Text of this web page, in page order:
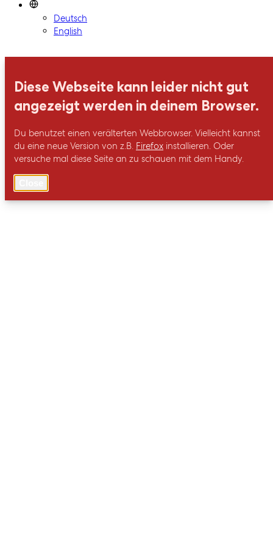
Deutsch
English
Diese Webseite kann leider nicht gut
angezeigt werden in deinem Browser.
Du benutzet einen verälterten Webbrowser. Vielleicht kannst
du eine neue Version von z.B. Firefox installieren. Oder
versuche mal diese Seite an zu schauen mit dem Handy.